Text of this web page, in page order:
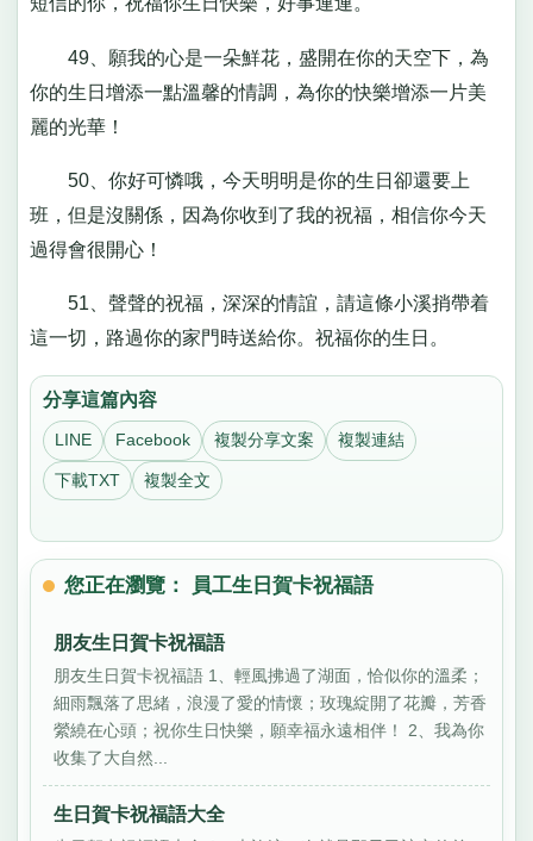
49、願我的心是一朵鮮花，盛開在你的天空下，為
你的生日增添一點溫馨的情調，為你的快樂增添一片美
麗的光華！
50、你好可憐哦，今天明明是你的生日卻還要上
班，但是沒關係，因為你收到了我的祝福，相信你今天
過得會很開心！
51、聲聲的祝福，深深的情誼，請這條小溪捎帶着
這一切，路過你的家門時送給你。祝福你的生日。
分享這篇內容
LINE Facebook 複製分享文案 複製連結
下載TXT 複製全文
您正在瀏覽： 員工生日賀卡祝福語
朋友生日賀卡祝福語
朋友生日賀卡祝福語 1、輕風拂過了湖面，恰似你的溫柔；
細雨飄落了思緒，浪漫了愛的情懷；玫瑰綻開了花瓣，芳香
縈繞在心頭；祝你生日快樂，願幸福永遠相伴！ 2、我為你
收集了大自然...
生日賀卡祝福語大全